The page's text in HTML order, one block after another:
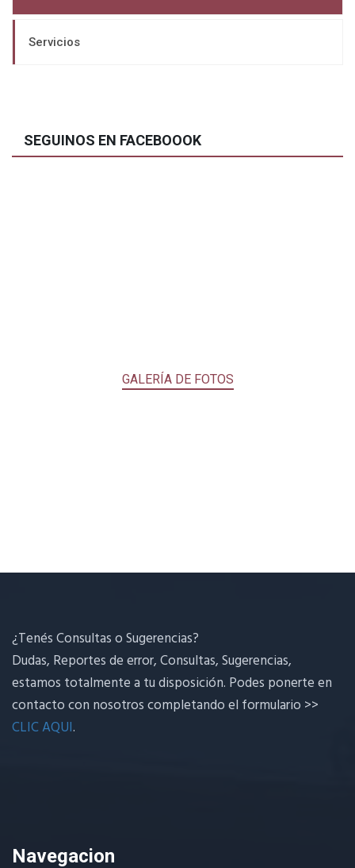
Servicios
SEGUINOS EN FACEBOOOK
GALERÍA DE FOTOS
¿Tenés Consultas o Sugerencias?
Dudas, Reportes de error, Consultas, Sugerencias,
estamos totalmente a tu disposición. Podes ponerte en
contacto con nosotros completando el formulario >>
CLIC AQUI.
Navegacion